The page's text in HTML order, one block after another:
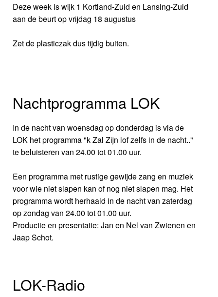
Deze week is wijk 1 Kortland-Zuid en Lansing-Zuid
aan de beurt op vrijdag 18 augustus
Zet de plasticzak dus tijdig buiten.
Nachtprogramma LOK
In de nacht van woensdag op donderdag is via de
LOK het programma "k Zal Zijn lof zelfs in de nacht.."
te beluisteren van 24.00 tot 01.00 uur.
Een programma met rustige gewijde zang en muziek
voor wie niet slapen kan of nog niet slapen mag. Het
programma wordt herhaald in de nacht van zaterdag
op zondag van 24.00 tot 01.00 uur.
Productie en presentatie: Jan en Nel van Zwienen en
Jaap Schot.
LOK-Radio